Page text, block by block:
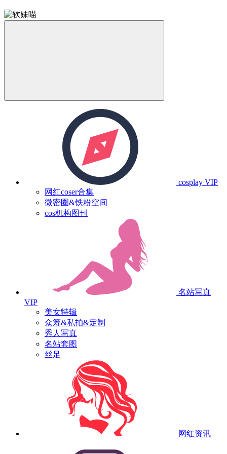
cosplay VIP
网红coser合集
微密圈&铁粉空间
cos机构图刊
名站写真
VIP
美女特辑
众筹&私拍&定制
秀人写真
名站套图
丝足
网红资讯